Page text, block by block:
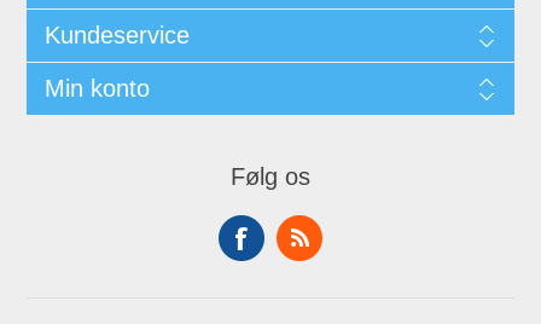
Kundeservice
Min konto
Følg os